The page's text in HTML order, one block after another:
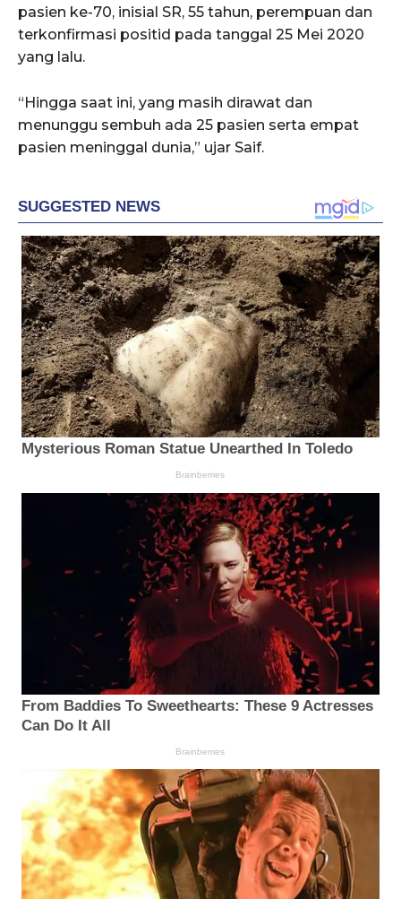
pasien ke-70, inisial SR, 55 tahun, perempuan dan
terkonfirmasi positid pada tanggal 25 Mei 2020
yang lalu.
“Hingga saat ini, yang masih dirawat dan
menunggu sembuh ada 25 pasien serta empat
pasien meninggal dunia,” ujar Saif.